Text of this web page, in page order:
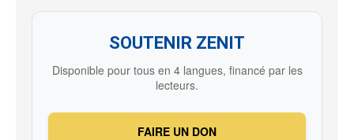
SOUTENIR ZENIT
Disponible pour tous en 4 langues, financé par les
lecteurs.
FAIRE UN DON